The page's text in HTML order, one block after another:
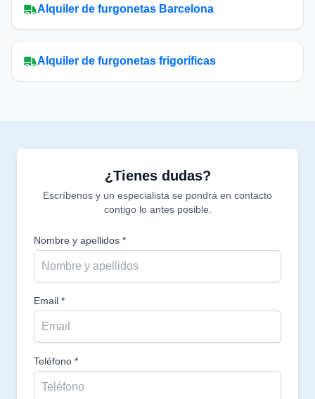
Alquiler de furgonetas Barcelona
Alquiler de furgonetas frigoríficas
¿Tienes dudas?
Escríbenos y un especialista se pondrá en contacto
contigo lo antes posible.
Nombre y apellidos *
Email *
Teléfono *